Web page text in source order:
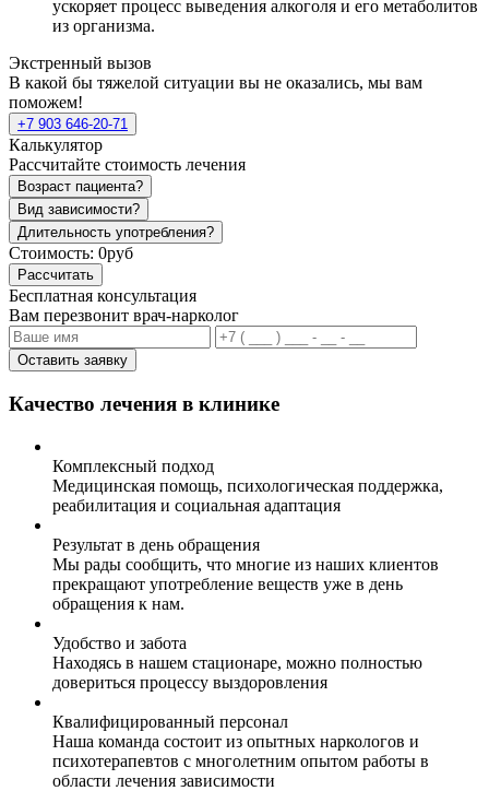
ускоряет процесс выведения алкоголя и его метаболитов
из организма.
Экстренный вызов
В какой бы тяжелой ситуации вы не оказались, мы вам
поможем!
+7 903 646-20-71
Калькулятор
Рассчитайте стоимость лечения
Возраст пациента?
Вид зависимости?
Длительность употребления?
Стоимость: 0руб
Рассчитать
Бесплатная консультация
Вам перезвонит врач-нарколог
Оставить заявку
Качество лечения в клинике
Комплексный подход
Медицинская помощь, психологическая поддержка,
реабилитация и социальная адаптация
Результат в день обращения
Мы рады сообщить, что многие из наших клиентов
прекращают употребление веществ уже в день
обращения к нам.
Удобство и забота
Находясь в нашем стационаре, можно полностью
довериться процессу выздоровления
Квалифицированный персонал
Наша команда состоит из опытных наркологов и
психотерапевтов с многолетним опытом работы в
области лечения зависимости